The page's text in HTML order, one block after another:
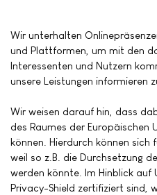
Wir unterhalten
und Plattformen, um mit den
Interessenten und Nutzern
unsere Leistungen informieren
Wir weisen darauf hin, dass
des Raumes der Europäischen
können. Hierdurch können sich
weil so z.B. die Durchsetzung
werden könnte. Im Hinblick auf
Privacy-Shield zertifiziert sind,